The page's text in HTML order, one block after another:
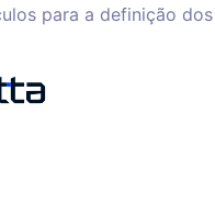
para a definição